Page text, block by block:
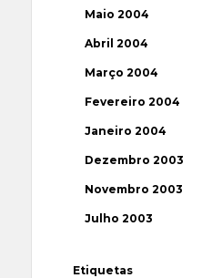
Maio 2004
Abril 2004
Março 2004
Fevereiro 2004
Janeiro 2004
Dezembro 2003
Novembro 2003
Julho 2003
Etiquetas